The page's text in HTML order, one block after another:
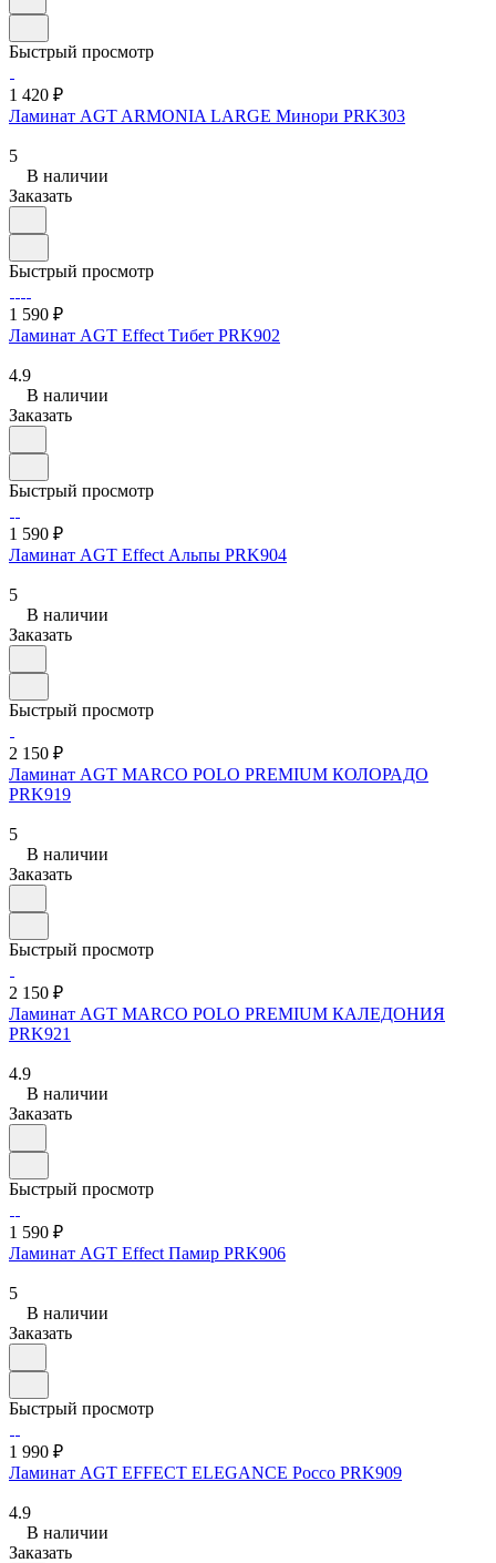
Быстрый просмотр
1 420 ₽
Ламинат AGT ARMONIA LARGE Минори PRK303
5
В наличии
Заказать
Быстрый просмотр
1 590 ₽
Ламинат AGT Effect Тибет PRK902
4.9
В наличии
Заказать
Быстрый просмотр
1 590 ₽
Ламинат AGT Effect Альпы PRK904
5
В наличии
Заказать
Быстрый просмотр
2 150 ₽
Ламинат AGT MARСO POLO PREMIUM КОЛОРАДО
PRK919
5
В наличии
Заказать
Быстрый просмотр
2 150 ₽
Ламинат AGT MARСO POLO PREMIUM КАЛЕДОНИЯ
PRK921
4.9
В наличии
Заказать
Быстрый просмотр
1 590 ₽
Ламинат AGT Effect Памир PRK906
5
В наличии
Заказать
Быстрый просмотр
1 990 ₽
Ламинат AGT EFFECT ELEGANCE Россо PRK909
4.9
В наличии
Заказать